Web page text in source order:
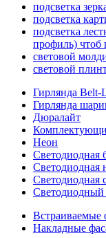
подсветка
подсветка
подсветка
профиль) чтоб
световой
световой
Гирлянда Belt-
Гирлянда
Дюралайт
Неон
Светодиодная
Светодиодная
Светодиодная
Светодиодный
Встраиваемые
Накладные